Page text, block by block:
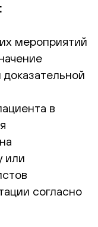
мероприятий
в
или
согласно